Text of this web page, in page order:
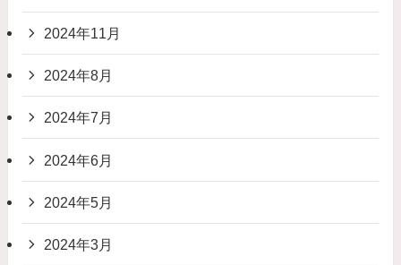
2024年11月
2024年8月
2024年7月
2024年6月
2024年5月
2024年3月